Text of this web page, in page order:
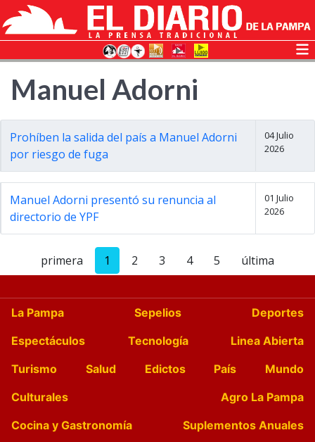
Manuel Adorni
Prohíben la salida del país a Manuel Adorni
por riesgo de fuga
04 Julio
2026
Manuel Adorni presentó su renuncia al
directorio de YPF
01 Julio
2026
primera 1 2 3 4 5 última
La Pampa Sepelios
Deportes
Espectáculos
Tecnología
Linea Abierta
Turismo
Salud Edictos País
Mundo
Culturales
Agro La Pampa
Cocina y Gastronomía
Suplementos Anuales